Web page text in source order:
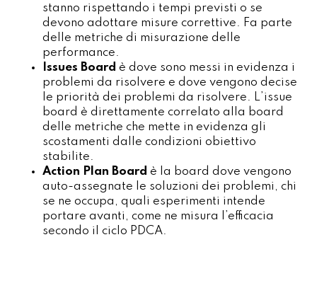
stanno rispettando i tempi previsti o se
devono adottare misure correttive. Fa parte
delle metriche di misurazione delle
performance.
Issues Board è dove sono messi in evidenza i
problemi da risolvere e dove vengono decise
le priorità dei problemi da risolvere. L’issue
board è direttamente correlato alla board
delle metriche che mette in evidenza gli
scostamenti dalle condizioni obiettivo
stabilite.
Action Plan Board è la board dove vengono
auto-assegnate le soluzioni dei problemi, chi
se ne occupa, quali esperimenti intende
portare avanti, come ne misura l’efficacia
secondo il ciclo PDCA.